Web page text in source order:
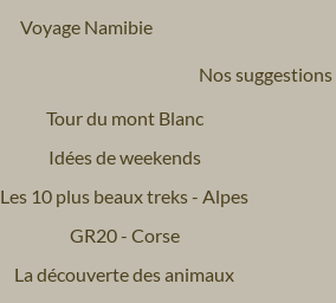
Voyage Namibie
Nos suggestions
Tour du mont Blanc
Idées de weekends
Les 10 plus beaux treks - Alpes
GR20 - Corse
La découverte des animaux